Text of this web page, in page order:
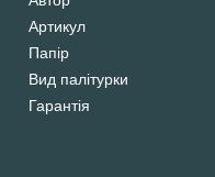
Артикул
Папір
Вид палітурки
Гарантія